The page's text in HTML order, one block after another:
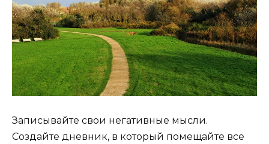
Записывайте свои негативные мысли.
Создайте дневник, в который помещайте все